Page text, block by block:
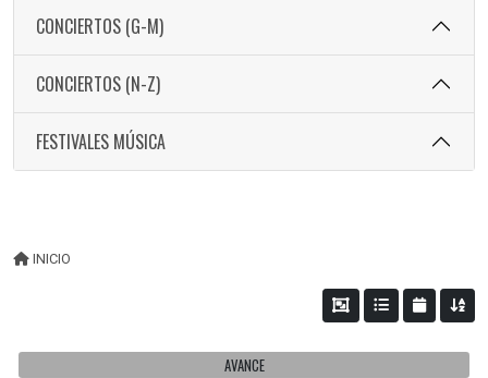
CONCIERTOS (G-M)
CONCIERTOS (N-Z)
FESTIVALES MÚSICA
INICIO
AVANCE